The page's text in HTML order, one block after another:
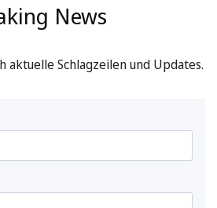
News
Schlagzeilen und Updates.